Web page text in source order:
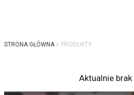
STRONA GŁÓWNA PRODUKTY
Aktualnie